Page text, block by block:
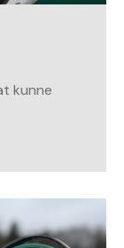
kunne